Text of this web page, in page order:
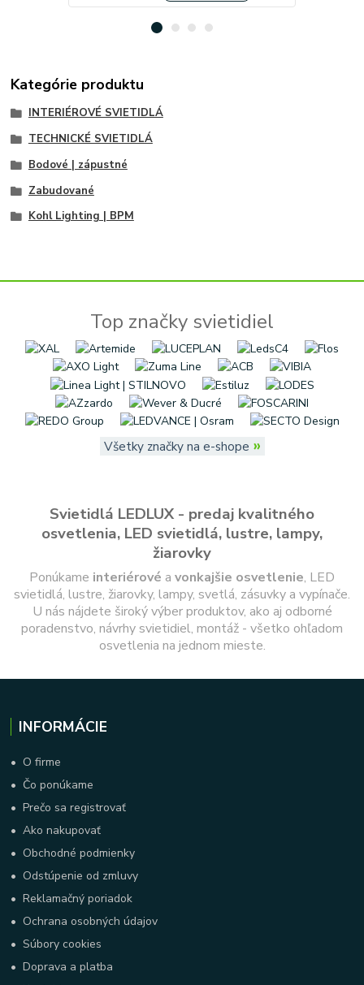
Kategórie produktu
INTERIÉROVÉ SVIETIDLÁ
TECHNICKÉ SVIETIDLÁ
Bodové | zápustné
Zabudované
Kohl Lighting | BPM
Top značky svietidiel
Všetky značky na e-shope »
Svietidlá LEDLUX - predaj kvalitného
osvetlenia, LED svietidlá, lustre, lampy,
žiarovky
Ponúkame interiérové a vonkajšie osvetlenie, LED
svietidlá, lustre, žiarovky, lampy, svetlá, zásuvky a vypínače.
U nás nájdete široký výber produktov, ako aj odborné
poradenstvo, návrhy svietidiel, montáž - všetko ohľadom
osvetlenia na jednom mieste.
INFORMÁCIE
• O firme
• Čo ponúkame
•Prečo sa registrovať
•Ako nakupovať
• Obchodné podmienky
• Odstúpenie od zmluvy
•Reklamačný poriadok
• Ochrana osobných údajov
•Súbory cookies
•Doprava a platba